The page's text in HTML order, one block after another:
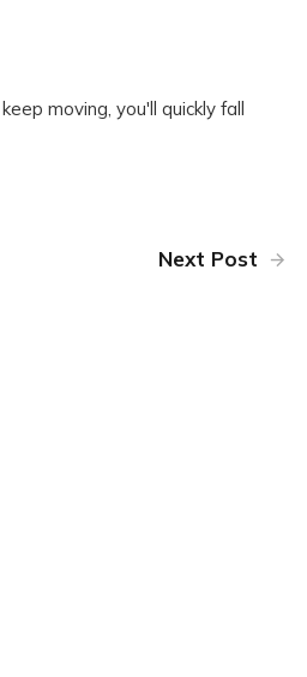
moving, you'll quickly fall
Next Post